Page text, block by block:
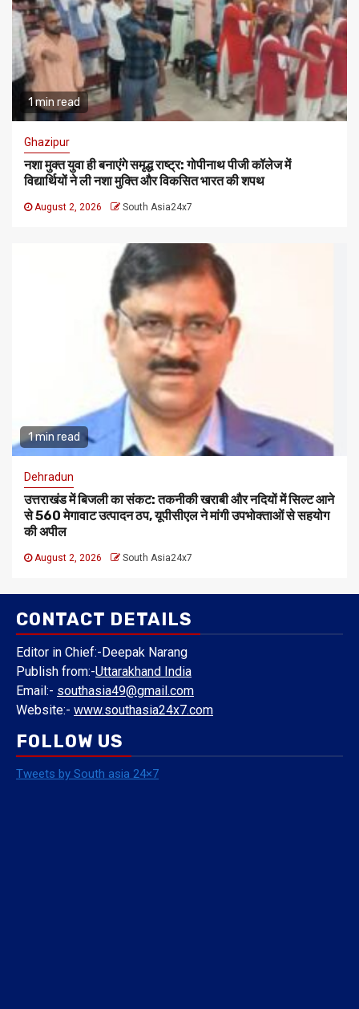
1 min read
Ghazipur
नशा मुक्त युवा ही बनाएंगे समृद्ध राष्ट्र: गोपीनाथ पीजी कॉलेज में
विद्यार्थियों ने ली नशा मुक्ति और विकसित भारत की शपथ
August 2, 2026 South Asia24x7
1 min read
Dehradun
उत्तराखंड में बिजली का संकट: तकनीकी खराबी और नदियों में सिल्ट आने
से 560 मेगावाट उत्पादन ठप, यूपीसीएल ने मांगी उपभोक्ताओं से सहयोग
की अपील
August 2, 2026 South Asia24x7
CONTACT DETAILS
Editor in Chief:-Deepak Narang
Publish from:-Uttarakhand India
Email:- southasia49@gmail.com
Website:- www.southasia24x7.com
FOLLOW US
Tweets by South asia 24×7